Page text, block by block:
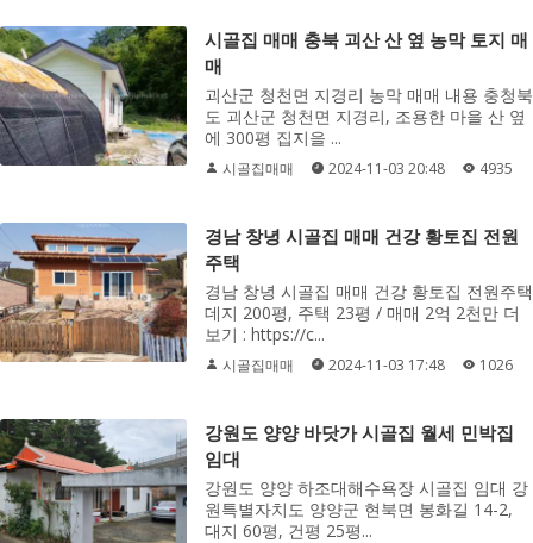
시골집 매매 충북 괴산 산 옆 농막 토지 매
매
괴산군 청천면 지경리 농막 매매 내용 충청북
도 괴산군 청천면 지경리, 조용한 마을 산 옆
에 300평 집지을 ...
시골집매매 2024-11-03 20:48 4935
경남 창녕 시골집 매매 건강 황토집 전원
주택
경남 창녕 시골집 매매 건강 황토집 전원주택
데지 200평, 주택 23평 / 매매 2억 2천만 더
보기 : https://c...
시골집매매 2024-11-03 17:48 1026
강원도 양양 바닷가 시골집 월세 민박집
임대
강원도 양양 하조대해수욕장 시골집 임대 강
원특별자치도 양양군 현북면 봉화길 14-2,
대지 60평, 건평 25평...